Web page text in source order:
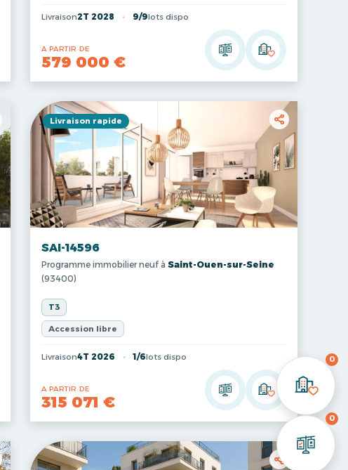
Livraison2T 2028 9/9lots dispo
A PARTIR DE
579 000 €
Livraison rapide
SAI-14596
Programme immobilier neuf à Saint-Ouen-sur-Seine
(93400)
T3
Accession libre
Livraison4T 2026 1/6lots dispo
A PARTIR DE
315 071 €
0
0